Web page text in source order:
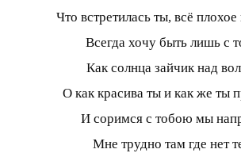
Что встретилась ты, всё
Всегда хочу быть лишь с
Как солнца зайчик над
О как красива ты и как же ты
И соримся с тобою мы
Мне трудно там где нет